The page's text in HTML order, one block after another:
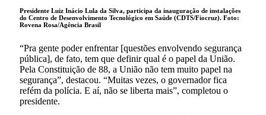
Presidente Luiz Inácio Lula da Silva, participa da inauguração de instalações
do Centro de Desenvolvimento Tecnológico em Saúde (CDTS/Fiocruz). Foto:
Rovena Rosa/Agência Brasil
“Pra gente poder enfrentar [questões envolvendo segurança
pública], de fato, tem que definir qual é o papel da União.
Pela Constituição de 88, a União não tem muito papel na
segurança”, destacou. “Muitas vezes, o governador fica
refém da polícia. E aí, não se liberta mais”, completou o
presidente.